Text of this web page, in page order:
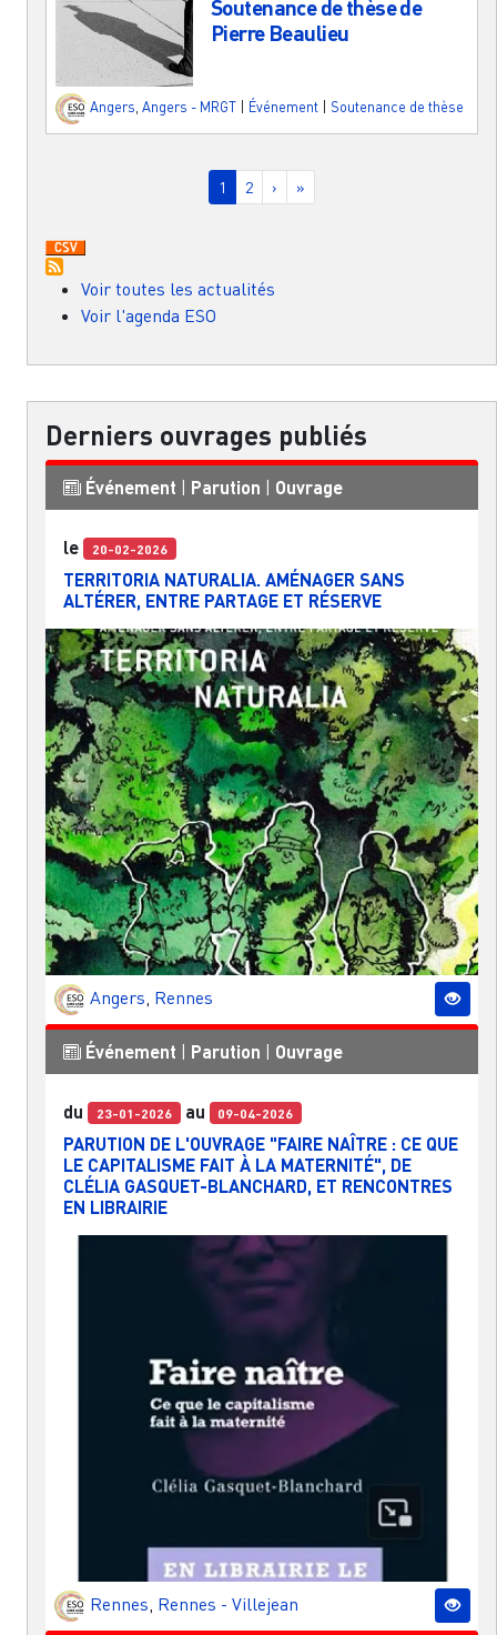
Soutenance de thèse de
Pierre Beaulieu
Angers Angers - MRGT Événement Soutenance de thèse
Page courante
1 Page
2 Page suivante
› Dernière page
»
Voir toutes les actualités
Voir l'agenda ESO
Derniers ouvrages publiés
Événement | Parution | Ouvrage
le 20-02-2026
TERRITORIA NATURALIA. AMÉNAGER SANS
ALTÉRER, ENTRE PARTAGE ET RÉSERVE
Angers, Rennes
Événement Parution Ouvrage
du 23-01-2026 au 09-04-2026
PARUTION DE L'OUVRAGE "FAIRE NAÎTRE : CE QUE
LE CAPITALISME FAIT À LA MATERNITÉ", DE
CLÉLIA GASQUET-BLANCHARD, ET RENCONTRES
EN LIBRAIRIE
Rennes, Rennes - Villejean